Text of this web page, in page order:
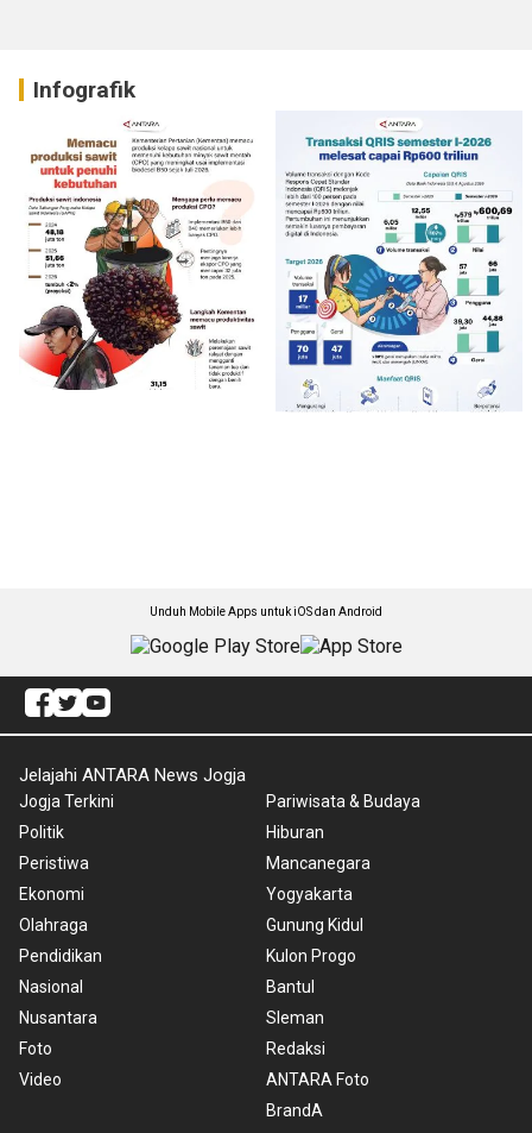
Infografik
Unduh Mobile Apps untuk iOS dan Android
Jelajahi ANTARA News Jogja
Jogja Terkini
Politik
Peristiwa
Ekonomi
Olahraga
Pendidikan
Nasional
Nusantara
Foto
Video
Pariwisata & Budaya
Hiburan
Mancanegara
Yogyakarta
Gunung Kidul
Kulon Progo
Bantul
Sleman
Redaksi
ANTARA Foto
BrandA